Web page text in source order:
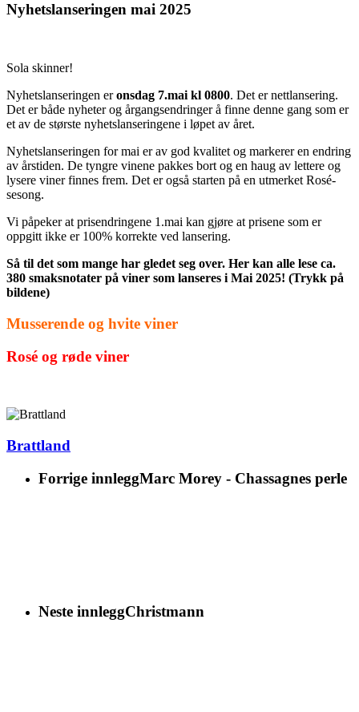
Nyhetslanseringen mai 2025
Sola skinner!
Nyhetslanseringen eronsdag 7.mai kl 0800. Det er nettlansering.
Det er både nyheter og årgangsendringer å finne denne gang som er
et av de største nyhetslanseringene i løpet av året.
Nyhetslanseringen for mai er av god kvalitet og markerer en endring
av årstiden. De tyngre vinene pakkes bort og en haug av lettere og
lysere viner finnes frem. Det er også starten på en utmerket Rosé-
sesong.
Vi påpeker at prisendringene 1.mai kan gjøre at prisene som er
oppgitt ikke er 100% korrekte ved lansering.
Så til det som mange har gledet seg over. Her kan alle lese ca.
380 smaksnotater på viner som lanseres i Mai 2025! (Trykk på
bildene)
Musserende og hvite viner
Rosé og røde viner
Brattland
Forrige innleggMarc Morey - Chassagnes perle
Neste innleggChristmann